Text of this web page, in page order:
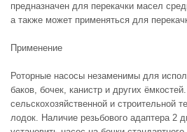
предназначен для перекачки масел
а также может применяться для
Применение
Роторные насосы незаменимы для
баков, бочек, канистр и других
сельскохозяйственной и строительной
лодок. Наличие резьбового адаптера 2